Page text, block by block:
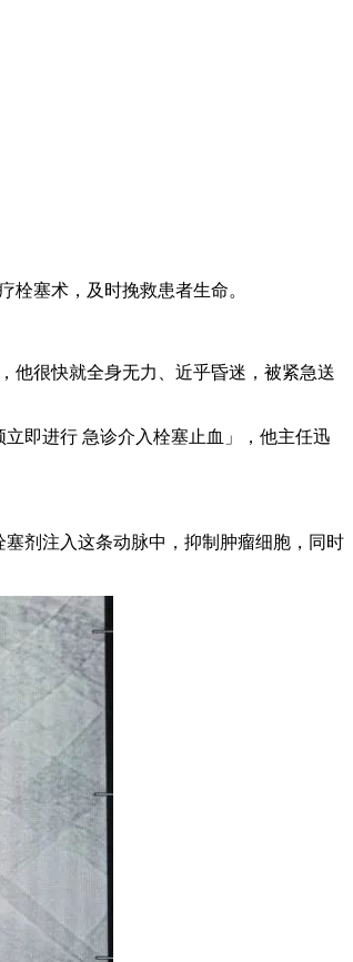
塞术，及时挽救患者生命。
他很快就全身无力、近乎昏迷，被紧急送
即进行 急诊介入栓塞止血」，他主任迅
剂注入这条动脉中，抑制肿瘤细胞，同时